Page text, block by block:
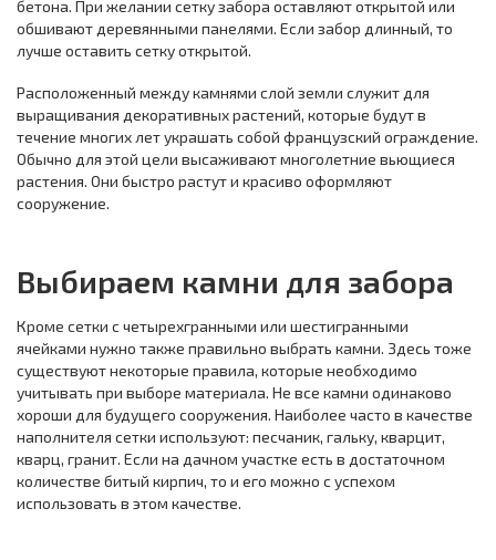
бетона. При желании сетку забора оставляют открытой или
обшивают деревянными панелями. Если забор длинный, то
лучше оставить сетку открытой.
Расположенный между камнями слой земли служит для
выращивания декоративных растений, которые будут в
течение многих лет украшать собой французский ограждение.
Обычно для этой цели высаживают многолетние вьющиеся
растения. Они быстро растут и красиво оформляют
сооружение.
Выбираем камни для забора
Кроме сетки с четырехгранными или шестигранными
ячейками нужно также правильно выбрать камни. Здесь тоже
существуют некоторые правила, которые необходимо
учитывать при выборе материала. Не все камни одинаково
хороши для будущего сооружения. Наиболее часто в качестве
наполнителя сетки используют: песчаник, гальку, кварцит,
кварц, гранит. Если на дачном участке есть в достаточном
количестве битый кирпич, то и его можно с успехом
использовать в этом качестве.